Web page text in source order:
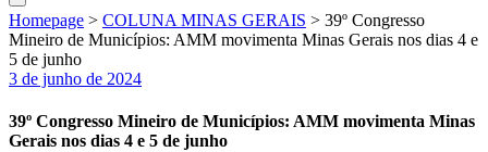
Homepage > COLUNA MINAS GERAIS > 39º Congresso
Mineiro de Municípios: AMM movimenta Minas Gerais nos dias 4 e
5 de junho
3 de junho de 2024
39º Congresso Mineiro de Municípios: AMM movimenta Minas
Gerais nos dias 4 e 5 de junho